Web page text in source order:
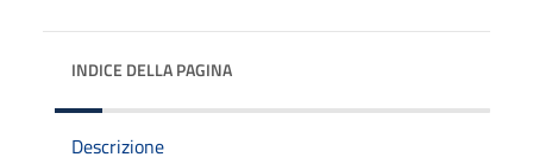
INDICE DELLA PAGINA
Descrizione